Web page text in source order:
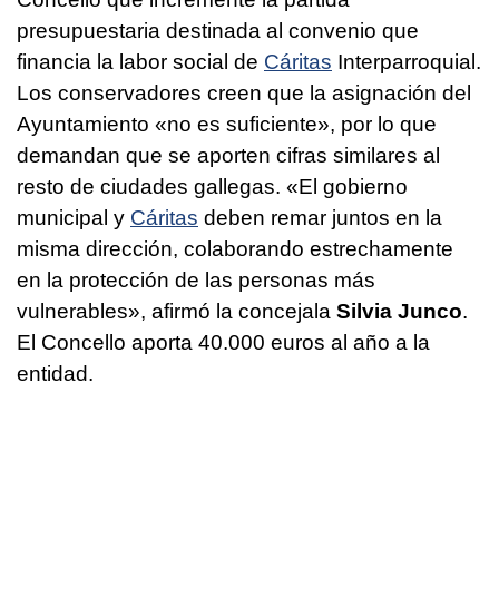
presupuestaria destinada al convenio que
financia la labor social de Cáritas Interparroquial.
Los conservadores creen que la asignación del
Ayuntamiento «no es suficiente», por lo que
demandan que se aporten cifras similares al
resto de ciudades gallegas. «El gobierno
municipal y Cáritas deben remar juntos en la
misma dirección, colaborando estrechamente
en la protección de las personas más
vulnerables», afirmó la concejala Silvia Junco.
El Concello aporta 40.000 euros al año a la
entidad.